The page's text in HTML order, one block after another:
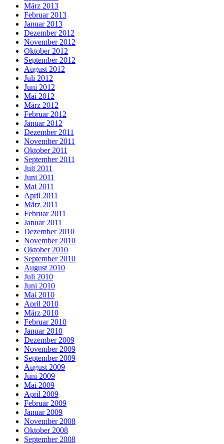
März 2013
Februar 2013
Januar 2013
Dezember 2012
November 2012
Oktober 2012
September 2012
August 2012
Juli 2012
Juni 2012
Mai 2012
März 2012
Februar 2012
Januar 2012
Dezember 2011
November 2011
Oktober 2011
September 2011
Juli 2011
Juni 2011
Mai 2011
April 2011
März 2011
Februar 2011
Januar 2011
Dezember 2010
November 2010
Oktober 2010
September 2010
August 2010
Juli 2010
Juni 2010
Mai 2010
April 2010
März 2010
Februar 2010
Januar 2010
Dezember 2009
November 2009
September 2009
August 2009
Juni 2009
Mai 2009
April 2009
Februar 2009
Januar 2009
November 2008
Oktober 2008
September 2008